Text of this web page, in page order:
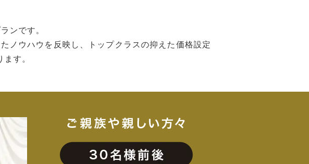
ンです。
ノウハウを反映し、トップクラスの抑えた価格設定
す。